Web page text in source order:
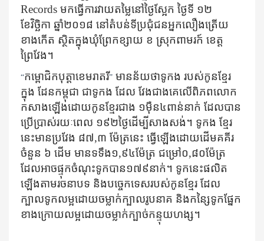
Records មកធ្វើការវាយតម្លៃ​នៅថ្ងៃស្អែក ថ្ងៃទី ១២
ខែវិច្ឆិកា ឆ្នាំ២០១៨ នៅតំបន់ទីប្រជុំជនអ្នកលឿងត្រើយ
ខាងកើត ស្ថិត​ក្នុង​ឃុំ​ព្រែកខ្សាយ ខ ស្រុកពាមរក៍ ខេត្ត
ព្រៃវែង។
“កម្ពោជិកបុត្តាខេមរាតរី” មានន័យថាទូកង របស់កូនខ្មែរ
ក្នុង ដែន​កម្ពុជា ជាទូកង ដែល វែង​ជាង​គេ​លើ​ពិភពលោក
កសាង​ឡើង​ដោយ​កូន​ខ្មែរ​ជាង ១ម៉ឺន​៤ពាន់នាក់ ដែល​បាន​
ប្រើ​ប្រាស់​រយៈពេល ១៩២ថ្ងៃ​ដើម្បី​សាង​សង់។ ទូកង ខ្មែរ​
នេះ​មាន​ប្រវែង​ ៨៧,៣ ​ម៉ែត្រនេះ ធ្វើ​ឡើង​ដោយដើម​គគីរ
ចំនួន ៦ ដើម មានទ​ទឹង១,៩៤ម៉ែត្រ ជម្រៅ០,៨០ម៉ែត្រ
ដែល​អាច​ផ្ទុក​​ចំណុះ​​ទូក​​បាន​​១៧៩នាក់។ ទូកនេះ​ផលិត​
ឡើង​តាមរ​ចនាបទ និង​បច្ចេកទេសរបស់កូនខ្មែរ​ ដែល​
ក្បាល​ទូក​លម្អ​​ដោយ​​ចម្លាក់​​ក្បាល​​រូប​នាគ​ និង​​កន្សៃ​ទូកផ្នែក​
ខាង​ក្រោយ​លម្អ​ដោយ​ចម្លាក់​ក្បាច់​កន្ទុយហង្ស។